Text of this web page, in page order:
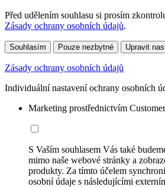
Před udělením souhlasu si prosím
Zásady ochrany osobních údajů.
Souhlasím Pouze nezbytné Upravit
Zásady ochrany osobních údajů
Individuální nastavení ochrany osobních
Marketing prostřednictvím
S Vaším souhlasem Vás také
mimo naše webové stránky a
produkty. Za tímto účelem
osobní údaje s následujícími